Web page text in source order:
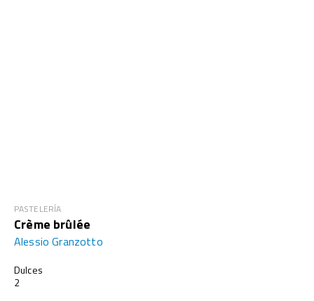
PASTELERÍA
Crème brûlée
Alessio Granzotto
Dulces
2